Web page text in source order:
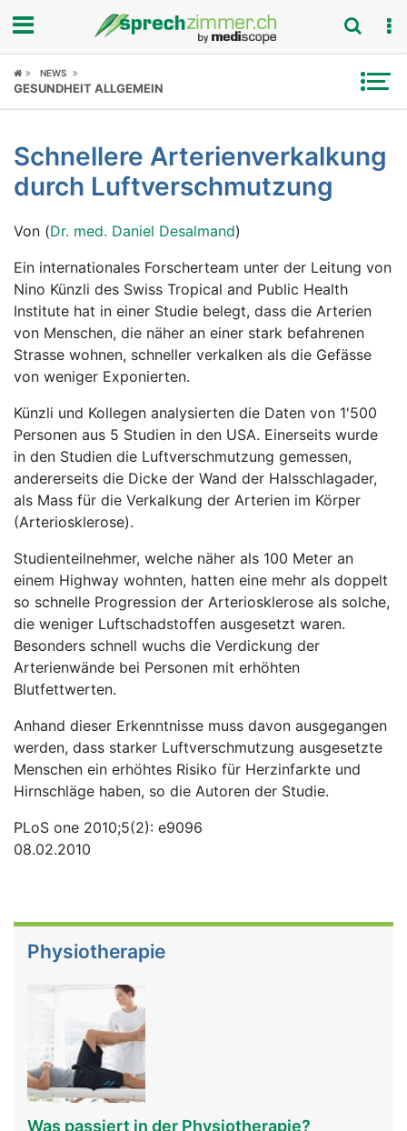
Fokus
Symptome
Ratgeber
Rubriken
NEWS
GESUNDHEIT ALLGEMEIN
Schnellere Arterienverkalkung
durch Luftverschmutzung
Von (Dr. med. Daniel Desalmand)
Ein internationales Forscherteam unter der Leitung von
Nino Künzli des Swiss Tropical and Public Health
Institute hat in einer Studie belegt, dass die Arterien
von Menschen, die näher an einer stark befahrenen
Strasse wohnen, schneller verkalken als die Gefässe
von weniger Exponierten.
Künzli und Kollegen analysierten die Daten von 1'500
Personen aus 5 Studien in den USA. Einerseits wurde
in den Studien die Luftverschmutzung gemessen,
andererseits die Dicke der Wand der Halsschlagader,
als Mass für die Verkalkung der Arterien im Körper
(Arteriosklerose).
Studienteilnehmer, welche näher als 100 Meter an
einem Highway wohnten, hatten eine mehr als doppelt
so schnelle Progression der Arteriosklerose als solche,
die weniger Luftschadstoffen ausgesetzt waren.
Besonders schnell wuchs die Verdickung der
Arterienwände bei Personen mit erhöhten
Blutfettwerten.
Anhand dieser Erkenntnisse muss davon ausgegangen
werden, dass starker Luftverschmutzung ausgesetzte
Menschen ein erhöhtes Risiko für Herzinfarkte und
Hirnschläge haben, so die Autoren der Studie.
PLoS one 2010;5(2): e9096
08.02.2010
Physiotherapie
Was passiert in der Physiotherapie?